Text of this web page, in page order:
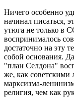
Ничего особенно
начинал писаться,
утюга не только в
воспринималось
достаточно на эту
собой основания.
"план Селдона"
же, как
марксизма-
религия, чем как